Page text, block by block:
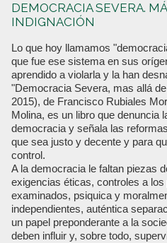
DEMOCRACIA SEVERA.
INDIGNACIÓN
Lo que hoy llamamos
que fue ese sistema en sus
aprendido a violarla y la han
"Democracia Severa, mas allá
2015), de Francisco Rubiales
Molina, es un libro que denuncia
democracia y señala las
que sea justo y decente y para
control.
A la democracia le faltan piezas
exigencias éticas, controles a
examinados, psiquica y
independientes, auténtica
un papel preponderante a la
deben influir y, sobre todo,